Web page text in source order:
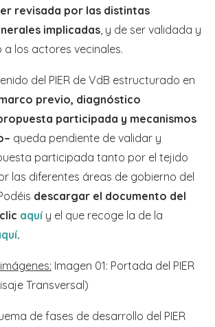
revisada por las distintas
implicadas , y de ser validada y
los actores vecinales.
del PIER de VdB estructurado en
previo, diagnóstico
participada y mecanismos
queda pendiente de validar y
participada tanto por el tejido
las diferentes áreas de gobierno del
descargar el documento del
aquíy el que recoge la de la
.
Imagen 01: Portada del PIER
Transversal)
de fases de desarrollo del PIER